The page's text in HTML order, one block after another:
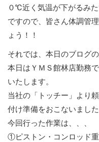
０℃近く気温が下がるみ
ですので、皆さん体調管
ょう！！
それでは、本日のブログの
本日はＹＭＳ館林店勤務
いたします。
当社の「トッチー」より
付け準備をおこないました
今回行った作業は、、、
①ピストン・コンロッド